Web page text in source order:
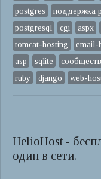
postgres
поддержка
postgresql
cgi aspx
tomcat-hosting
email-
asp
sqlite
ruby
django web-
HelioHost -
один в сети.